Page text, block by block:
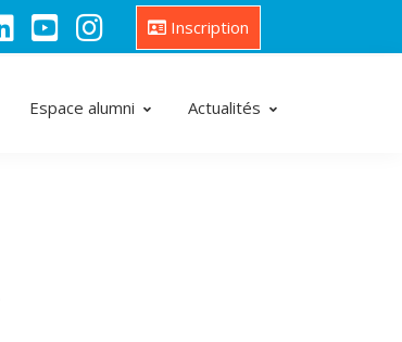
Inscription
Espace alumni Actualités